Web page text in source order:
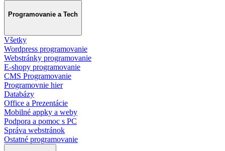
Programovanie a Tech
Všetky
Wordpress programovanie
Webstránky programovanie
E-shopy programovanie
CMS Programovanie
Programovnie hier
Databázy
Office a Prezentácie
Mobilné appky a weby
Podpora a pomoc s PC
Správa webstránok
Ostatné programovanie